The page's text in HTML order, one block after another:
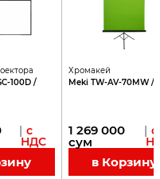
100D /
| с
НДС
Хромакей
Meki TW-AV-70MW /
1 269 000
сум
| с
в Корзину